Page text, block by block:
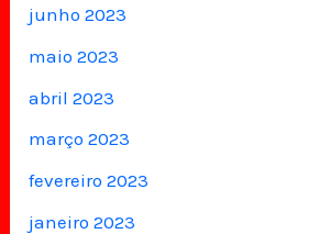
junho 2023
maio 2023
abril 2023
março 2023
fevereiro 2023
janeiro 2023